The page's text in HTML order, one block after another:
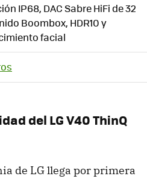
IP68, DAC Sabre HiFi de 32
Boombox, HDR10 y
facial
del LG V40 ThinQ
de LG llega por primera